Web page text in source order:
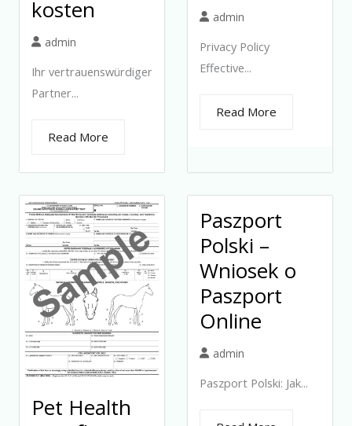
kosten
admin
Ihr vertrauenswürdiger
Partner...
Read More
admin
Privacy Policy
Effective...
Read More
Pet Health
Paszport
Polski –
Wniosek o
Paszport
Online
admin
Paszport Polski: Jak...